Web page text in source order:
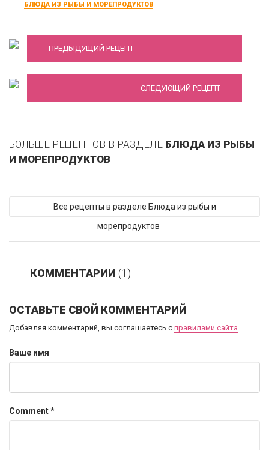
БЛЮДА ИЗ РЫБЫ И МОРЕПРОДУКТОВ
ПРЕДЫДУЩИЙ РЕЦЕПТ
Раки варенные
СЛЕДУЮЩИЙ РЕЦЕПТ
БОЛЬШЕ РЕЦЕПТОВ В РАЗДЕЛЕ БЛЮДА ИЗ РЫБЫ
И МОРЕПРОДУКТОВ
Все рецепты в разделе Блюда из рыбы и
морепродуктов
КОММЕНТАРИИ (1)
ОСТАВЬТЕ СВОЙ КОММЕНТАРИЙ
Добавляя комментарий, вы соглашаетесь с правилами сайта
Ваше имя
Comment*